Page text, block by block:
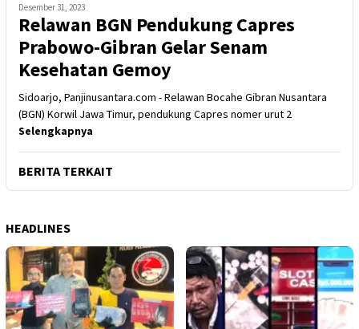
Desember 31, 2023
Relawan BGN Pendukung Capres
Prabowo-Gibran Gelar Senam
Kesehatan Gemoy
Sidoarjo, Panjinusantara.com - Relawan Bocahe Gibran Nusantara
(BGN) Korwil Jawa Timur, pendukung Capres nomer urut 2
Selengkapnya
BERITA TERKAIT
HEADLINES